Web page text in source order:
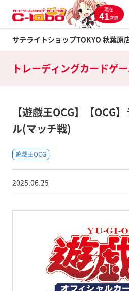
現在
41店舗
サテライトショップTOKYO 秋葉原
Twitter
トレーディングカードゲ
【遊戯王OCG】【OCG
ル(マッチ戦)
遊戯王OCG
2025.06.25